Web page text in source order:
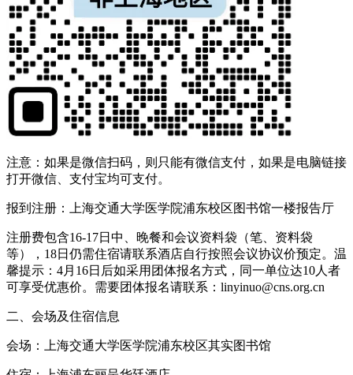
注意：如果是微信扫码，则只能有微信支付，如果是电脑链接
打开微信、支付宝均可支付。
报到注册：上海交通大学医学院浦东校区图书馆一楼报告厅
注册费包含16-17日中、晚餐和会议资料袋（笔、资料袋
等），18日仍需住宿请联系酒店自行按照会议协议价预定。温
馨提示：4月16日后如采用团体报名方式，同一单位达10人者
可享受优惠价。需要团体报名请联系：linyinuo@cns.org.cn
二、会场及住宿信息
会场：上海交通大学医学院浦东校区其实图书馆